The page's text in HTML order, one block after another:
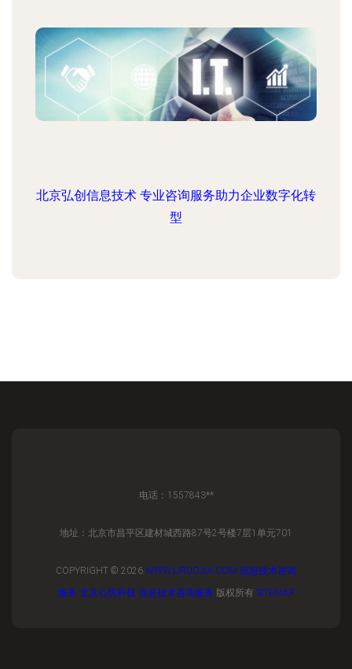
北京弘创信息技术 专业咨询服务助力企业数字化转
型
电话：1557843**
地址：北京市昌平区建材城西路87号2号楼7层1单元701
COPYRIGHT © 2026 WWW.LIRUOJIA.COM 信息技术咨询
服务 北京心琪科技 信息技术咨询服务 版权所有 SITEMAP